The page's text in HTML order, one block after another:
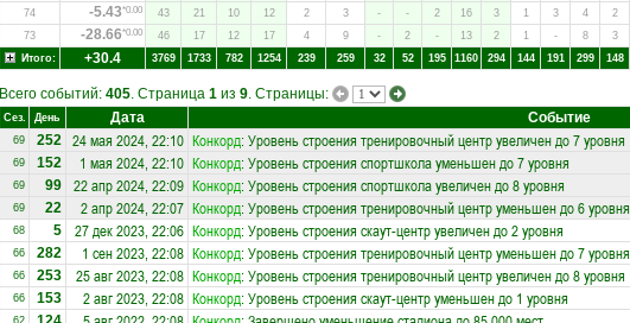
74
-5.43*0.00 43 21 10 12 2 3 - - 2 16 3 1 3 4 2
73
-28.66*0.00 46 17 12 17 4 9 - 2 - 13 2 1 - 8 3
Итого:
+30.4 3769 1733 782 1254 239 259 32 52 195 1160 294 144 191 299 148
Всего событий: 405. Страница 1 из 9. Страницы:
Сез. День Дата Событие
69 252 24 мая 2024, 22:10 Конкорд: Уровень строения тренировочный центр увеличен до 7 уровня
69 152 1 мая 2024, 22:10 Конкорд: Уровень строения спортшкола уменьшен до 7 уровня
69 99 22 апр 2024, 22:09 Конкорд: Уровень строения спортшкола увеличен до 8 уровня
69 22 2 апр 2024, 22:07 Конкорд: Уровень строения тренировочный центр уменьшен до 6 уровня
68 5 27 дек 2023, 22:06 Конкорд: Уровень строения скаут-центр увеличен до 2 уровня
66 282 1 сен 2023, 22:08 Конкорд: Уровень строения тренировочный центр уменьшен до 7 уровня
66 253 25 авг 2023, 22:08 Конкорд: Уровень строения тренировочный центр увеличен до 8 уровня
66 153 2 авг 2023, 22:08 Конкорд: Уровень строения скаут-центр уменьшен до 1 уровня
62